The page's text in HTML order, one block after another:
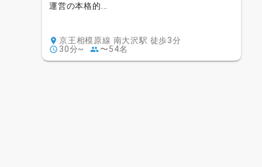
運営の本格的...
京王相模原線 南大沢駅 徒歩3分
30分~
〜54名